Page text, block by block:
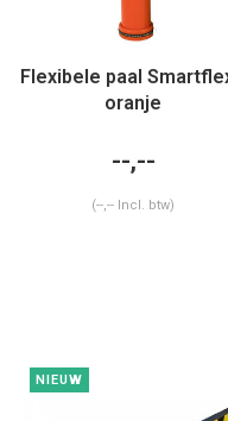
Flexibele paal
oranje
--,--
(--,-- Incl. btw)
NIEUW